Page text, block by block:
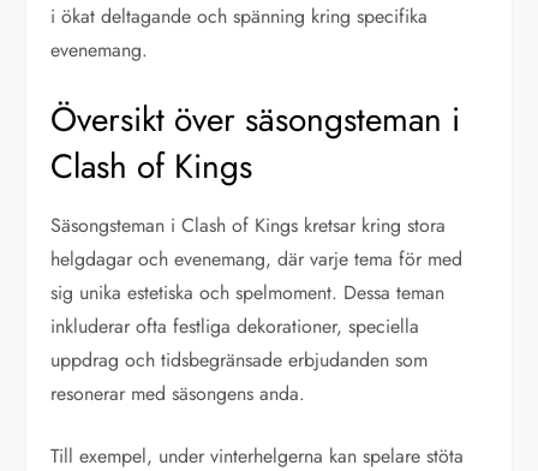
i ökat deltagande och spänning kring specifika
evenemang.
Översikt över säsongsteman i
Clash of Kings
Säsongsteman i Clash of Kings kretsar kring stora
helgdagar och evenemang, där varje tema för med
sig unika estetiska och spelmoment. Dessa teman
inkluderar ofta festliga dekorationer, speciella
uppdrag och tidsbegränsade erbjudanden som
resonerar med säsongens anda.
Till exempel, under vinterhelgerna kan spelare stöta